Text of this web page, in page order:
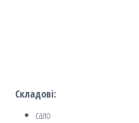
Складові:
сало